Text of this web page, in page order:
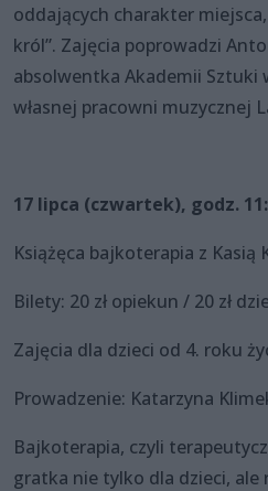
oddających charakter
król”. Zajęcia poprowadzi
absolwentka Akademii Sztuki
własnej pracowni muzycznej
17 lipca (czwartek), godz.
Książęca bajkoterapia z Kasią
Bilety: 20 zł opiekun / 20 zł
Zajęcia dla dzieci od 4. roku
Prowadzenie: Katarzyna
Bajkoterapia, czyli
gratka nie tylko dla dzieci, ale